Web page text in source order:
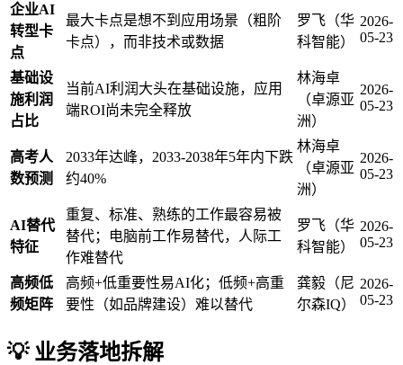
企业AI
转型卡
点
最大卡点是想不到应用场景（粗阶
卡点），而非技术或数据
罗飞（华
科智能）
2026-
05-23
基础设
施利润
占比
当前AI利润大头在基础设施，应用
端ROI尚未完全释放
林海卓
（卓源亚
洲）
2026-
05-23
高考人
数预测
2033年达峰，2033-2038年5年内下跌
约40%
林海卓
（卓源亚
洲）
2026-
05-23
AI替代
特征
重复、标准、熟练的工作最容易被
替代；电脑前工作易替代，人际工
作难替代
罗飞（华
科智能）
2026-
05-23
高频低
频矩阵
高频+低重要性易AI化；低频+高重
要性（如品牌建设）难以替代
龚毅（尼
尔森IQ）
2026-
05-23
💡 业务落地拆解